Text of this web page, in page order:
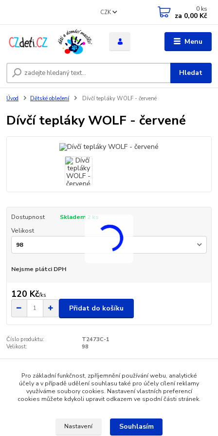
Menu
CZK
Hledat
0 ks
za 0,00 Kč
Úvod Dětské oblečení Dívčí tepláky WOLF - červené
Dívčí tepláky WOLF - červené
Dostupnost
Skladem 2 ks
Velikost
Nejsme plátci DPH
120 Kč/ks
Přidat do košíku
Číslo produktu:
T2473C-1
Velikost:
98
Zboží zařazeno v kategoriích
Dětské oblečení
Pro základní funkčnost, zpříjemnění používání webu, analytické
účely a v případě udělení souhlasu také pro účely cílení reklamy
využíváme soubory cookies. Nastavení vlastních preferencí
cookies můžete kdykoli upravit odkazem ve spodní části stránek.
Nastavení Souhlasím